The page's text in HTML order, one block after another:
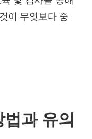
이 무엇보다 중
과 유의